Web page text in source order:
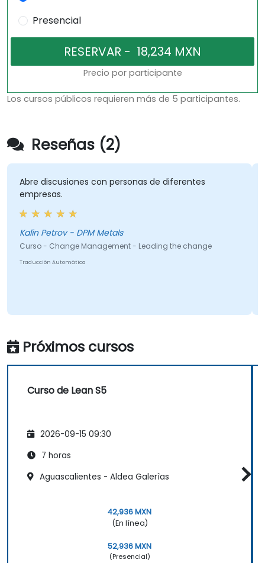
Presencial
Precio por participante
Los cursos públicos requieren más de 5 participantes.
Reseñas (2)
Abre discusiones con personas de diferentes
empresas.
Kalin Petrov - DPM Metals
Curso - Change Management - Leading the change
Traducción Automática
Próximos cursos
Curso de Lean S5
2026-09-15 09:30
7 horas
Aguascalientes - Aldea Galerìas
42,936 MXN
(En línea)
52,936 MXN
(Presencial)